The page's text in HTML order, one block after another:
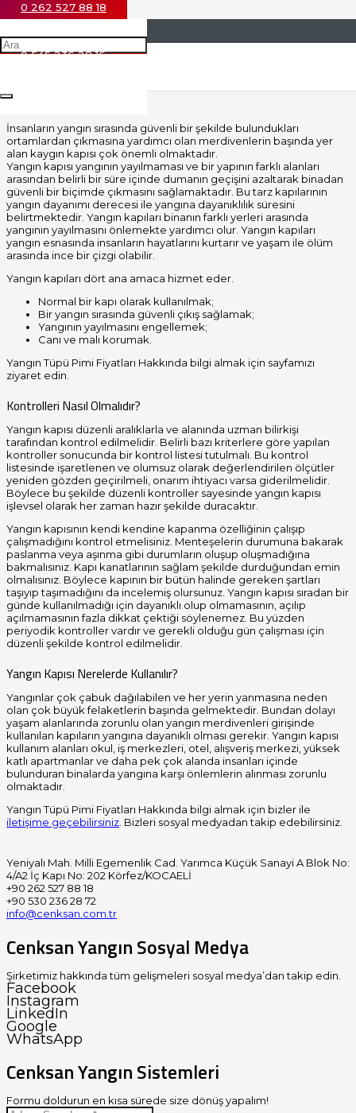
0 262 527 88 18
0 545 236 28 16
Yangın Tüpü Pimi Fiyatları
Yangın Kapısı Nedir?
İnsanların yangın sırasında güvenli bir şekilde bulundukları
ortamlardan çıkmasına yardımcı olan merdivenlerin başında yer
alan kaygın kapısı çok önemli olmaktadır.
Yangın kapısı yangının yayılmaması ve bir yapının farklı alanları
arasından belirli bir süre içinde dumanın geçişini azaltarak binadan
güvenli bir biçimde çıkmasını sağlamaktadır. Bu tarz kapılarının
yangın dayanımı derecesi ile yangına dayanıklılık süresini
belirtmektedir. Yangın kapıları binanın farklı yerleri arasında
yangının yayılmasını önlemekte yardımcı olur. Yangın kapıları
yangın esnasında insanların hayatlarını kurtarır ve yaşam ile ölüm
arasında ince bir çizgi olabilir.
Yangın kapıları dört ana amaca hizmet eder.
Normal bir kapı olarak kullanılmak;
Bir yangın sırasında güvenli çıkış sağlamak;
Yangının yayılmasını engellemek;
Canı ve malı korumak.
Yangın Tüpü Pimi Fiyatları Hakkında bilgi almak için sayfamızı
ziyaret edin.
Kontrolleri Nasıl Olmalıdır?
Yangın kapısı düzenli aralıklarla ve alanında uzman bilirkişi
tarafından kontrol edilmelidir. Belirli bazı kriterlere göre yapılan
kontroller sonucunda bir kontrol listesi tutulmalı. Bu kontrol
listesinde işaretlenen ve olumsuz olarak değerlendirilen ölçütler
yeniden gözden geçirilmeli, onarım ihtiyacı varsa giderilmelidir.
Böylece bu şekilde düzenli kontroller sayesinde yangın kapısı
işlevsel olarak her zaman hazır şekilde duracaktır.
Yangın kapısının kendi kendine kapanma özelliğinin çalışıp
çalışmadığını kontrol etmelisiniz. Menteşelerin durumuna bakarak
paslanma veya aşınma gibi durumların oluşup oluşmadığına
bakmalısınız. Kapı kanatlarının sağlam şekilde durduğundan emin
olmalısınız. Böylece kapının bir bütün halinde gereken şartları
taşıyıp taşımadığını da incelemiş olursunuz. Yangın kapısı sıradan bir
günde kullanılmadığı için dayanıklı olup olmamasının, açılıp
açılmamasının fazla dikkat çektiği söylenemez. Bu yüzden
periyodik kontroller vardır ve gerekli olduğu gün çalışması için
düzenli şekilde kontrol edilmelidir.
Yangın Kapısı Nerelerde Kullanılır?
Yangınlar çok çabuk dağılabilen ve her yerin yanmasına neden
olan çok büyük felaketlerin başında gelmektedir. Bundan dolayı
yaşam alanlarında zorunlu olan yangın merdivenleri girişinde
kullanılan kapıların yangına dayanıklı olması gerekir. Yangın kapısı
kullanım alanları okul, iş merkezleri, otel, alışveriş merkezi, yüksek
katlı apartmanlar ve daha pek çok alanda insanları içinde
bulunduran binalarda yangına karşı önlemlerin alınması zorunlu
olmaktadır.
Yangın Tüpü Pimi Fiyatları Hakkında bilgi almak için bizler ile
iletişime geçebilirsiniz . Bizleri sosyal medyadan takip edebilirsiniz.
Yeniyalı Mah. Milli Egemenlik Cad. Yarımca Küçük Sanayi A Blok No:
4/A2 İç Kapı No: 202 Körfez/KOCAELİ
+90 262 527 88 18
+90 530 236 28 72
info@cenksan.com.tr
Cenksan Yangın Sosyal Medya
Şirketimiz hakkında tüm gelişmeleri sosyal medya’dan takip edin.
Facebook
Instagram
LinkedIn
Google
WhatsApp
Cenksan Yangın Sistemleri
Formu doldurun en kısa sürede size dönüş yapalım!